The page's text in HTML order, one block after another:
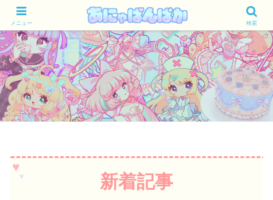
新着記事
メニュー 検索